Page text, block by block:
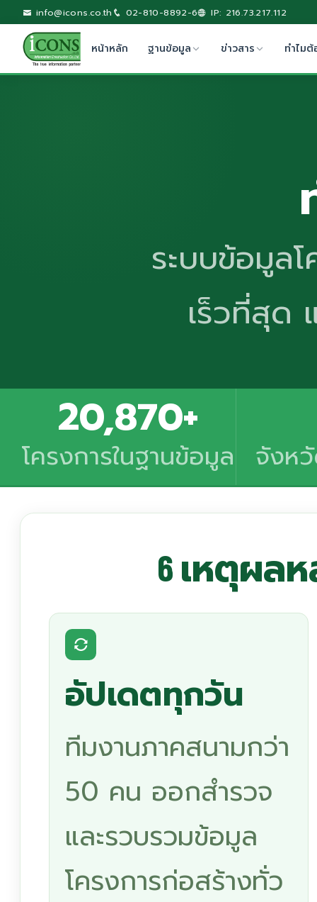
info@icons.co.th 02-810-8892-6 IP: 216.73.217.112
หน้าหลัก ฐานข้อมูล ข่าวสาร ทำไมต้
ระบบข้อมูล
เร็วที่สุด
20,870+
โครงการในฐานข้อมูล จังห
6 เหตุผลห
อัปเดตทุกวัน
ทีมงานภาคสนามกว่า
50 คน ออกสำรวจ
และรวบรวมข้อมูล
โครงการก่อสร้างทั่ว